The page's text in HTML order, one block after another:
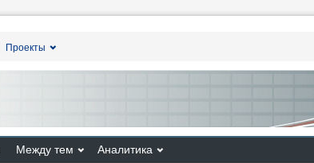
Проекты
Между тем Аналитика